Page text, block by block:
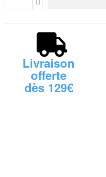
Livraison
offerte
dès 129€